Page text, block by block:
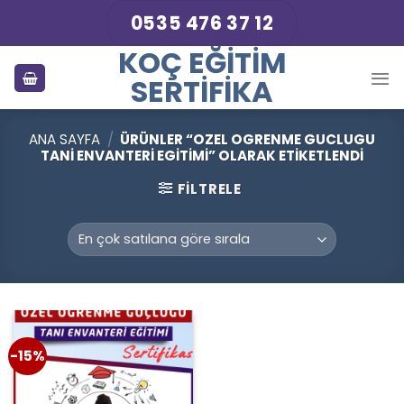
0535 476 37 12
KOÇ EĞITIM
SERTIFIKA
ANA SAYFA / ÜRÜNLER “OZEL OGRENME GUCLUGU
TANI ENVANTERI EGITIMI” OLARAK ETIKETLENDI
FILTRELE
-15%